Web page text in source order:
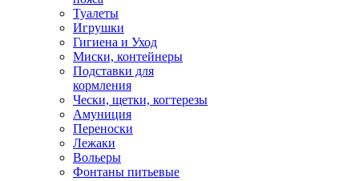
Туалеты
Игрушки
Гигиена и Уход
Миски, контейнеры
Подставки для
кормления
Чески, щетки, когтерезы
Амуниция
Переноски
Лежаки
Вольеры
Фонтаны питьевые